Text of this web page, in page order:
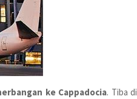
ke Cappadocia. Tiba di